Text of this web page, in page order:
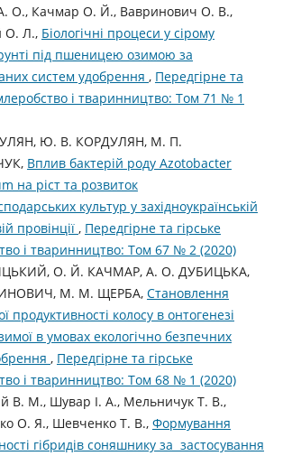
О., Качмар О. Й., Вавринович О. В.,
О. Л., Біологічні процеси у сірому
під пшеницею озимою за
систем удобрення , Передгірне та
і тваринництво: Том 71 № 1
Ю. В. КОРДУЛЯН, М. П.
Вплив бактерій роду Azotobacter
на ріст та розвиток
культур у західноукраїнській
провінції , Передгірне та гірське
і тваринництво: Том 67 № 2 (2020)
О. Й. КАЧМАР, А. О. ДУБИЦЬКА,
М. М. ЩЕРБА, Становлення
продуктивності колосу в онтогенезі
в умовах екологічно безпечних
, Передгірне та гірське
і тваринництво: Том 68 № 1 (2020)
В. М., Шувар І. А., Мельничук Т. В.,
О. Я., Шевченко Т. В., Формування
гібридів соняшнику за застосування